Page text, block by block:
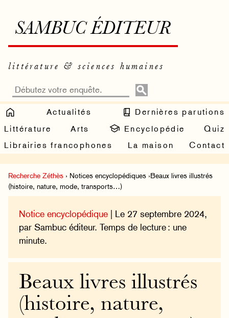
SAMBUC ÉDITEUR
littérature & sciences humaines
Actualités
Dernières parutions
Littérature
Arts Encyclopédie
Quiz
Librairies francophones
La maison Contact
Recherche Zéthès › Notices encyclopédiques ›Beaux livres illustrés
(histoire, nature, mode, transports…)
Notice encyclopédique | Le 27 septembre 2024,
par Sambuc éditeur. Temps de lecture : une
minute.
Beaux livres illustrés
(histoire, nature,